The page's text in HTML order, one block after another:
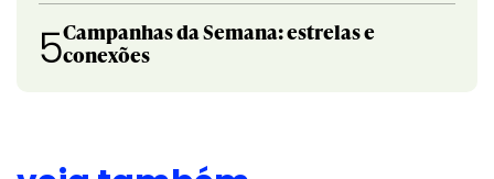
5Campanhas da Semana: estrelas e
conexões